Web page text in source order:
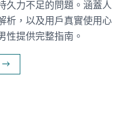
久力不足的問題。涵蓋人
析，以及用戶真實使用心
性提供完整指南。
→